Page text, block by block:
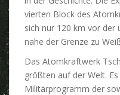
vierten Block des
sich nur 120 km vor der
nahe der Grenze zu
Das Atomkraftwerk
größten auf der Welt.
Militärprogramm der